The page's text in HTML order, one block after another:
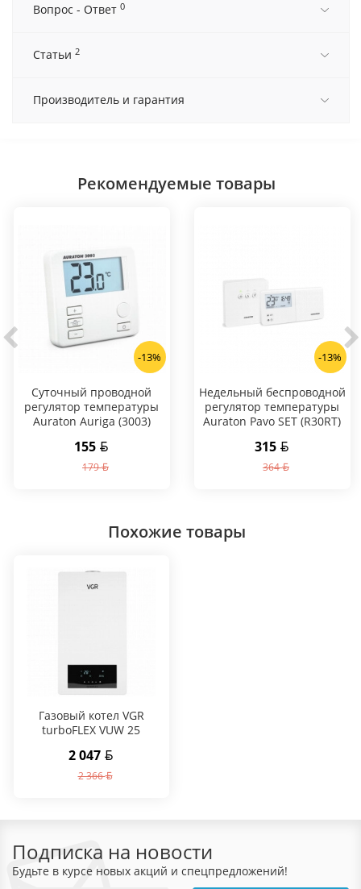
Вопрос - Ответ 0
Статьи 2
Производитель и гарантия
Рекомендуемые товары
-13%
Суточный проводной
регулятор температуры
Auraton Auriga (3003)
155
179
-13%
Hедельный беспроводной
регулятор температуры
Auraton Pavo SET (R30RT)
315
364
Похожие товары
Газовый котел VGR
turboFLEX VUW 25
2 047
2 366
Подписка на новости
Будьте в курсе новых акций и спецпредложений!